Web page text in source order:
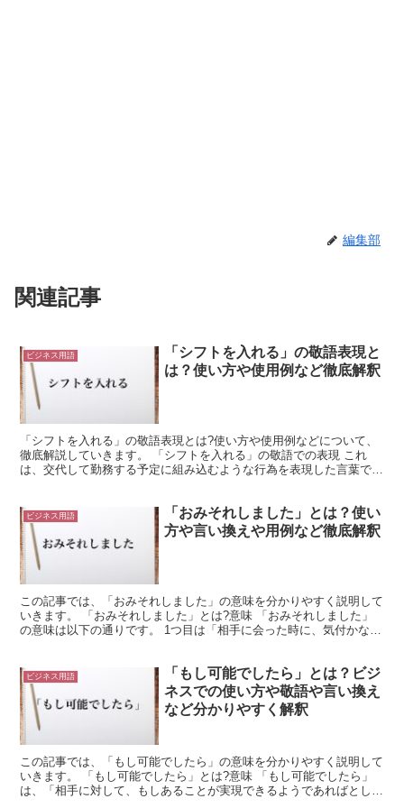
編集部
関連記事
ビジネス用語
「シフトを入れる」の敬語表現と
は？使い方や使用例など徹底解釈
「シフトを入れる」の敬語表現とは?使い方や使用例などについて、
徹底解説していきます。 「シフトを入れる」の敬語での表現 これ
は、交代して勤務する予定に組み込むような行為を表現した言葉で
ビジネス用語
「おみそれしました」とは？使い
方や言い換えや用例など徹底解釈
この記事では、「おみそれしました」の意味を分かりやすく説明して
いきます。 「おみそれしました」とは?意味 「おみそれしました」
の意味は以下の通りです。 1つ目は「相手に会った時に、気付かなか
ビジネス用語
「もし可能でしたら」とは？ビジ
ネスでの使い方や敬語や言い換え
など分かりやすく解釈
この記事では、「もし可能でしたら」の意味を分かりやすく説明して
いきます。 「もし可能でしたら」とは?意味 「もし可能でしたら」
は、「相手に対して、もしあることが実現できるようであればとし